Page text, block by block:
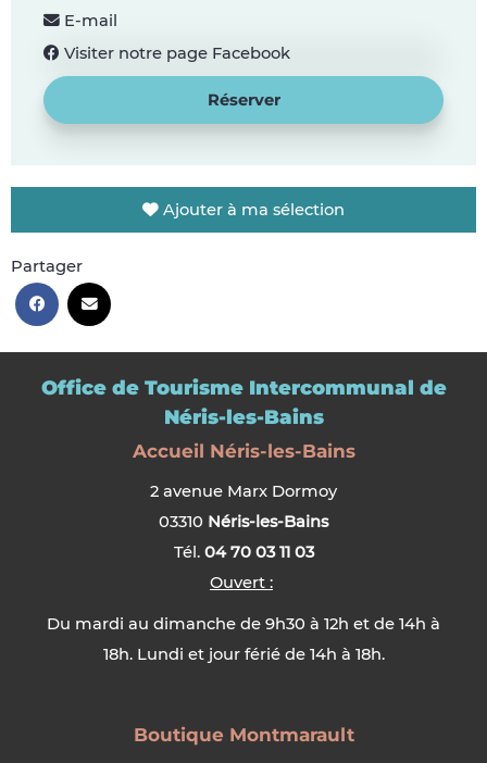
E-mail
Visiter notre page Facebook
Réserver
Ajouter à ma sélection
Partager
Office de Tourisme Intercommunal de
Néris-les-Bains
Accueil Néris-les-Bains
2 avenue Marx Dormoy
03310 Néris-les-Bains
Tél. 04 70 03 11 03
Ouvert :
Du mardi au dimanche de 9h30 à 12h et de 14h à
18h. Lundi et jour férié de 14h à 18h.
Boutique Montmarault